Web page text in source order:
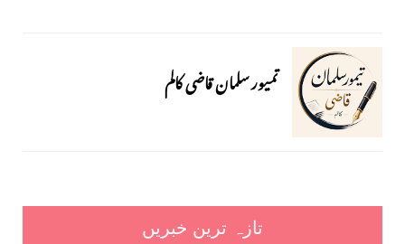
تمیور سلمان قاضی کالم
تازہ ترین خبریں